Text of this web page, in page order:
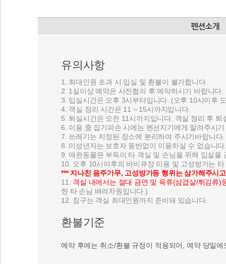
유의사항
1. 최대인원 초과 시 입실 및 환불이 불가합니다.
2. 1실이상 예약은 사전협의 후 예약하시기 바랍니다.
3. 입실시간은 오후 3시부터입니다. (오후 10시이후
4. 객실 정리 시간은 11 ~ 15시까지입니다.
5. 퇴실시간은 오전 11시까지입니다. 객실 정리 후
6. 이용 중 집기파손 시에는 펜션지기에게 알려주시
7. 쓰레기는 지정된 장소에 분리하여 주시기바랍니다.
8. 미성년자는 보호자 동반없이 이용하실 수 없습니다.
9. 애완동물은 부득이 타 객실 및 손님을 위해 입실을
10. 오후 10시이후의 바비큐장 이용 및 고성방가는
*** 지나친 음주가무, 고성방가등 행위는 삼가해주시
11. 객실 내에서는 절대 금연 및 육류(삼겹살/튀김류)
한 타 손님 배려차원입니다.)
12. 침구는 객실 최대인원까지 준비돼 있습니다.
환불기준
예약 후에는 취소/환불 규정이 적용되어, 예약 당일